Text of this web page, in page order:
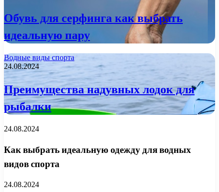
Обувь для серфинга как выбрать
идеальную пару
Водные виды спорта
24.08.2024
Преимущества надувных лодок для
рыбалки
24.08.2024
Как выбрать идеальную одежду для водных
видов спорта
24.08.2024